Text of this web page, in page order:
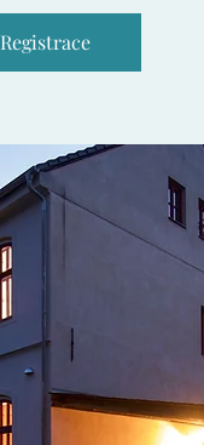
Registrace